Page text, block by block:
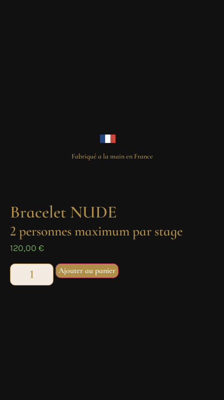
Fabriqué a la main en France
Bracelet NUDE
2 personnes maximum par stage
120,00 €
Ajouter au panier